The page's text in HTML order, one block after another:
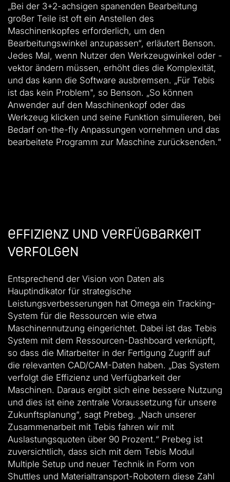
„Bei der 3+2-achsigen spanenden Bearbeitung
großer Teile ist oft ein Anstellen des
Maschinenkopfes erforderlich, um den
Bearbeitungswinkel anzupassen“, erläutert Benson.
Jedes Mal, wenn Nutzer den Werkzeugwinkel oder -
vektor ändern müssen, erhöht dies die Komplexität,
und das kann die Software ausbremsen. „Für Tebis
ist das kein Problem", so Benson. „So können
Anwender auf den Maschinenkopf oder das
Werkzeug klicken und seine Funktion simulieren, bei
Bedarf on-the-fly Anpassungen vornehmen und das
bearbeitete Programm zur Maschine zurücksenden.“
Effizienz und Verfügbarkeit
verfolgen
Entsprechend der Vision von Daten als
Hauptindikator für strategische
Leistungsverbesserungen hat Omega ein Tracking-
System für die Ressourcen wie etwa
Maschinennutzung eingerichtet. Dabei ist das Tebis
System mit dem Ressourcen-Dashboard verknüpft,
so dass die Mitarbeiter in der Fertigung Zugriff auf
die relevanten CAD/CAM-Daten haben. „Das System
verfolgt die Effizienz und Verfügbarkeit der
Maschinen. Daraus ergibt sich eine bessere Nutzung
und dies ist eine zentrale Voraussetzung für unsere
Zukunftsplanung“, sagt Prebeg. „Nach unserer
Zusammenarbeit mit Tebis fahren wir mit
Auslastungsquoten über 90 Prozent.“ Prebeg ist
zuversichtlich, dass sich mit dem Tebis Modul
Multiple Setup und neuer Technik in Form von
Shuttles und Materialtransport-Robotern diese Zahl